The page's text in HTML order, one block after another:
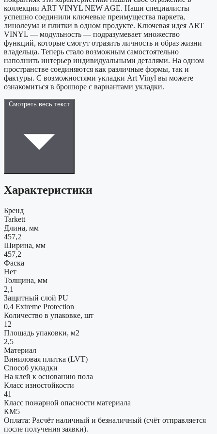
коллекции ART VINYL NEW AGE. Наши специалисты
успешно соединили ключевые преимущества паркета,
линолеума и плитки в одном продукте. Ключевая идея ART
VINYL — модульность — подразумевает множество
функций, которые смогут отразить личность и образ жизни
владельца. Теперь стало возможным самостоятельно
наполнить интерьер индивидуальными деталями. На одном
пространстве соединяются как различные формы, так и
фактуры. С возможностями укладки Art Vinyl вы можете
ознакомиться в брошюре с вариантами укладки.
Смотреть весь текст
Характеристики
Бренд
Tarkett
Длина, мм
457,2
Ширина, мм
457,2
Фаска
Нет
Толщина, мм
2,1
Защитный слой PU
0,4 Extreme Protection
Количество в упаковке, шт
12
Площадь упаковки, м2
2,5
Материал
Виниловая плитка (LVT)
Способ укладки
На клей к основанию пола
Класс изностойкости
41
Класс пожарной опасности материала
КМ5
Оплата: Расчёт наличный и безналичный (счёт отправляется
после получения заявки).